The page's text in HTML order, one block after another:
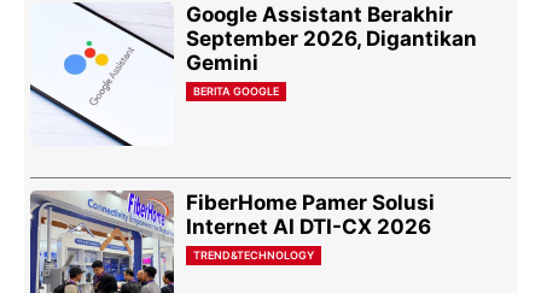
Google Assistant Berakhir
September 2026, Digantikan
Gemini
BERITA GOOGLE
FiberHome Pamer Solusi
Internet AI DTI-CX 2026
TREND&TECHNOLOGY